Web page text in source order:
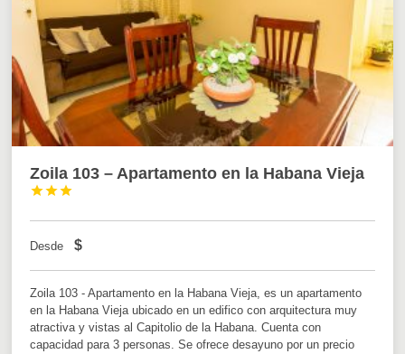
Zoila 103 – Apartamento en la Habana Vieja



Desde $
Zoila 103 - Apartamento en la Habana Vieja, es un apartamento
en la Habana Vieja ubicado en un edifico con arquitectura muy
atractiva y vistas al Capitolio de la Habana. Cuenta con
capacidad para 3 personas. Se ofrece desayuno por un precio